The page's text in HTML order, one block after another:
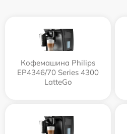
Кофемашина Philips
EP4346/70 Series 4300
LatteGo